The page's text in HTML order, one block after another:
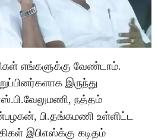
எங்களுக்கு வேண்டாம்.
இருந்து
நத்தம்
பி.தங்கமணி உள்ளிட்ட
இபிஎஸ்க்கு கடிதம்